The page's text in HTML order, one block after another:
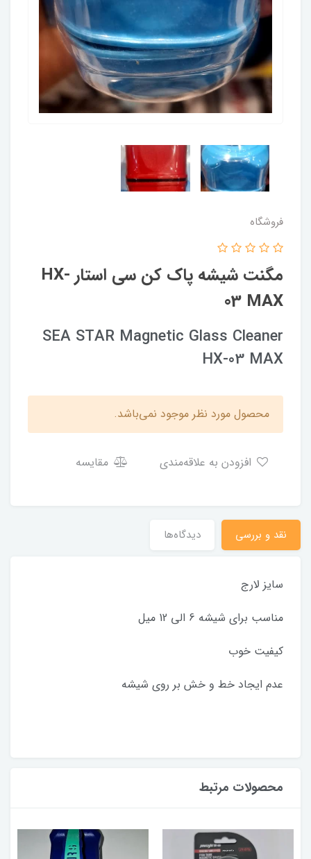
فروشگاه
مگنت شیشه پاک کن سی استار HX-
03 MAX
SEA STAR Magnetic Glass Cleaner
HX-03 MAX
محصول مورد نظر موجود نمی‌باشد.
مقایسه
نقد و بررسی دیدگاه‌ها
سایز لارج
مناسب برای شیشه 6 الی 12 میل
کیفیت خوب
عدم ایجاد خط و خش بر روی شیشه
محصولات مرتبط